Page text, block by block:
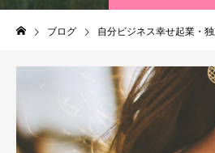
ブログ 自分ビジネス幸せ起業・